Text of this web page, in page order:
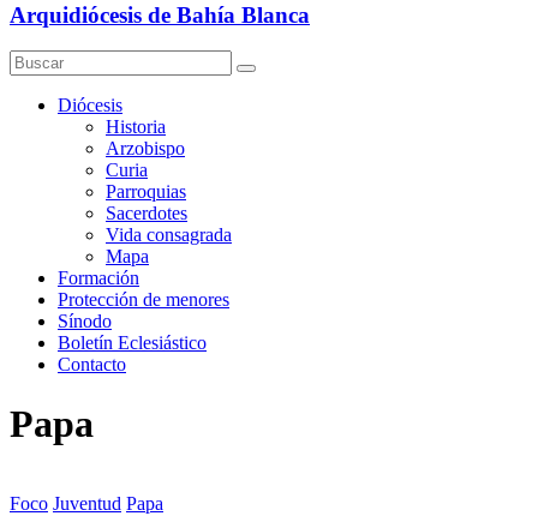
Arquidiócesis de Bahía Blanca
Diócesis
Historia
Arzobispo
Curia
Parroquias
Sacerdotes
Vida consagrada
Mapa
Formación
Protección de menores
Sínodo
Boletín Eclesiástico
Contacto
Papa
Foco Juventud Papa